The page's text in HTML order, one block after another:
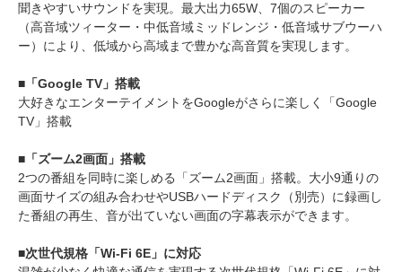
聞きやすいサウンドを実現。最大出力65W、7個のスピーカー
（高音域ツィーター・中低音域ミッドレンジ・低音域サブウーハ
ー）により、低域から高域まで豊かな高音質を実現します。
■「Google TV」搭載
大好きなエンターテイメントをGoogleがさらに楽しく「Google
TV」搭載
■「ズーム2画面」搭載
2つの番組を同時に楽しめる「ズーム2画面」搭載。大小9通りの
画面サイズの組み合わせやUSBハードディスク（別売）に録画し
た番組の再生、音が出ていない画面の字幕表示ができます。
■次世代規格「Wi-Fi 6E」に対応